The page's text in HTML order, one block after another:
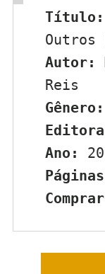
Título:
Outros
Autor:
Reis
Gênero:
Ano: